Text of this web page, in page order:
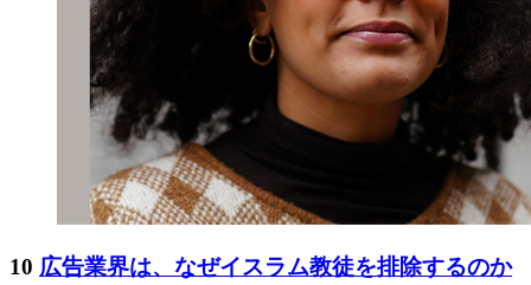
10 広告業界は、なぜイスラム教徒を排除するのか